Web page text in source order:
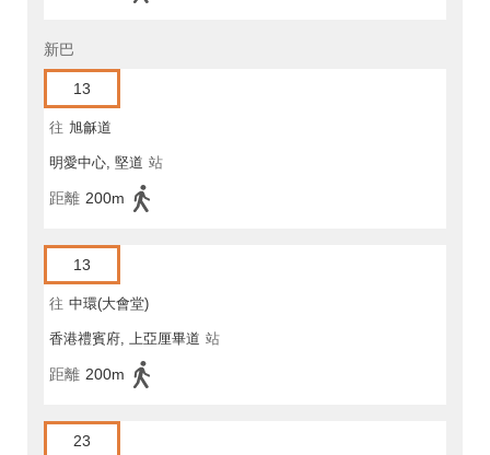
新巴
13
往 旭龢道
明愛中心, 堅道 站
距離 200m
13
往 中環(大會堂)
香港禮賓府, 上亞厘畢道 站
距離 200m
23